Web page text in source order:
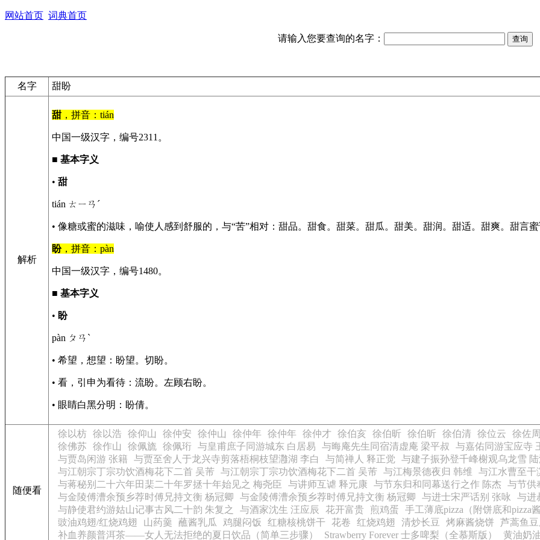
网站首页 词典首页
请输入您要查询的名字：
名字 甜盼
解析
甜 ，拼音：tián
中国一级汉字，编号2311。
■ 基本字义
• 甜
tián ㄊㄧㄢˊ
• 像糖或蜜的滋味，喻使人感到舒服的，与“苦”相对：甜品。甜食。甜菜。甜瓜。甜美。甜润。甜适。甜爽。甜言
盼，拼音：pàn
中国一级汉字，编号1480。
■ 基本字义
• 盼
pàn ㄆㄢˋ
• 希望，想望：盼望。切盼。
• 看，引申为看待：流盼。左顾右盼。
• 眼睛白黑分明：盼倩。
随便看
徐以枋 徐以浩 徐仰山 徐仲安 徐仲山 徐仲年 徐仲年 徐仲才 徐伯亥 徐伯昕 徐伯昕 徐伯清 徐位云
徐佐
徐佛苏
徐作山 徐佩旒 徐佩珩 与皇甫庶子同游城东 白居易 与晦庵先生同宿清虚庵 梁平叔
与嘉佑同游宝应寺
与贾岛闲游 张籍
与贾至舍人于龙兴寺剪落梧桐枝望灉湖 李白 与简禅人 释正觉
与建子振孙登千峰榭观乌龙雪
与江朝宗丁宗功饮酒梅花下二首 吴芾
与江朝宗丁宗功饮酒梅花下二首 吴芾 与江梅景德夜归 韩维
与江水曹至干
与蒋秘别二十六年田棐二十年罗拯十年始见之 梅尧臣
与讲师互谑 释元康 与节东归和同幕送行之作 陈杰 与节供
与金陵傅漕余预乡荐时傅兄持文衡 杨冠卿
与金陵傅漕余预乡荐时傅兄持文衡 杨冠卿 与进士宋严话别 张咏
与进
与静使君约游姑山记事古风二十韵 朱复之
与酒家沈生 汪应辰 花开富贵 煎鸡蛋
手工薄底pizza（附饼底和pizza
豉油鸡翅/红烧鸡翅
山药羹 蘸酱乳瓜 鸡腿闷饭 红糖核桃饼干 花卷 红烧鸡翅 清炒长豆 烤麻酱烧饼
芦蒿鱼
补血养颜普洱茶——女人无法拒绝的夏日饮品（简单三步骤）
Strawberry Forever 士多啤梨（全慕斯版） 黄油奶